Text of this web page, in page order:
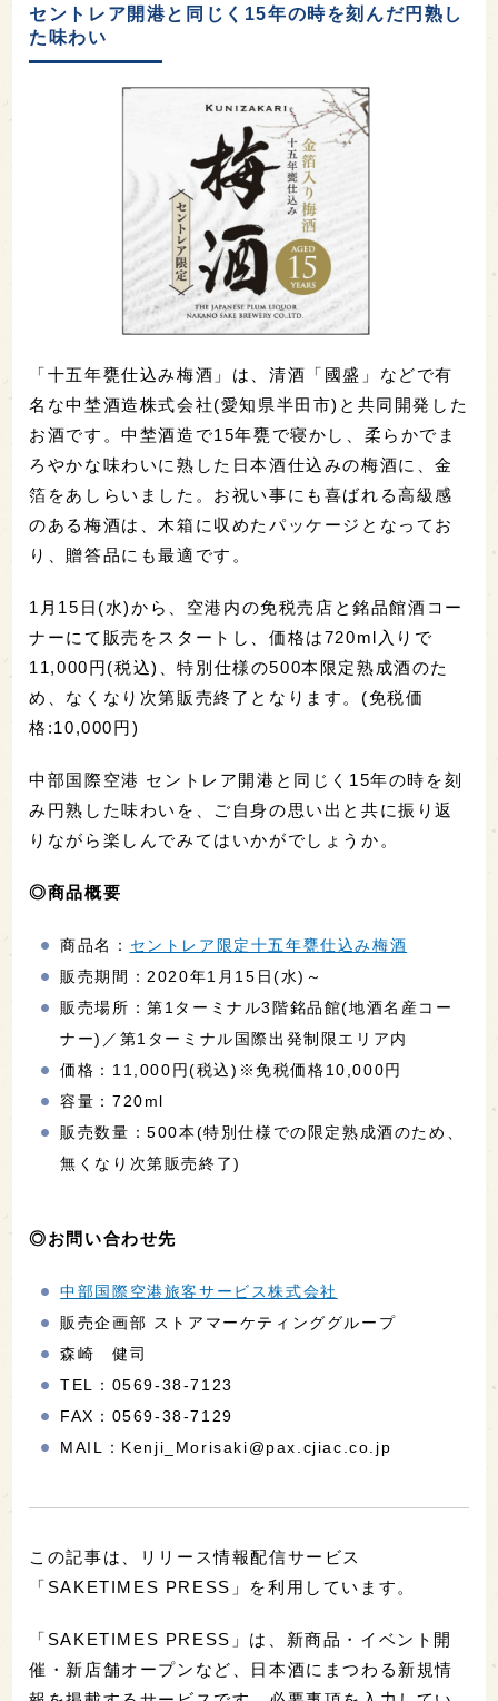
セントレア開港と同じく15年の時を刻んだ円熟し
た味わい
「十五年甕仕込み梅酒」は、清酒「國盛」などで有
名な中埜酒造株式会社(愛知県半田市)と共同開発した
お酒です。中埜酒造で15年甕で寝かし、柔らかでま
ろやかな味わいに熟した日本酒仕込みの梅酒に、金
箔をあしらいました。お祝い事にも喜ばれる高級感
のある梅酒は、木箱に収めたパッケージとなってお
り、贈答品にも最適です。
1月15日(水)から、空港内の免税売店と銘品館酒コー
ナーにて販売をスタートし、価格は720ml入りで
11,000円(税込)、特別仕様の500本限定熟成酒のた
め、なくなり次第販売終了となります。(免税価
格:10,000円)
中部国際空港 セントレア開港と同じく15年の時を刻
み円熟した味わいを、ご自身の思い出と共に振り返
りながら楽しんでみてはいかがでしょうか。
◎商品概要
商品名： セントレア限定十五年甕仕込み梅酒
販売期間：2020年1月15日(水)～
販売場所：第1ターミナル3階銘品館(地酒名産コー
ナー)／第1ターミナル国際出発制限エリア内
価格：11,000円(税込)※免税価格10,000円
容量：720ml
販売数量：500本(特別仕様での限定熟成酒のため、
無くなり次第販売終了)
◎お問い合わせ先
中部国際空港旅客サービス株式会社
販売企画部 ストアマーケティンググループ
森崎 健司
TEL：0569-38-7123
FAX：0569-38-7129
MAIL：Kenji_Morisaki@pax.cjiac.co.jp
この記事は、リリース情報配信サービス
「SAKETIMES PRESS」を利用しています。
「SAKETIMES PRESS」は、新商品・イベント開
催・新店舗オープンなど、日本酒にまつわる新規情